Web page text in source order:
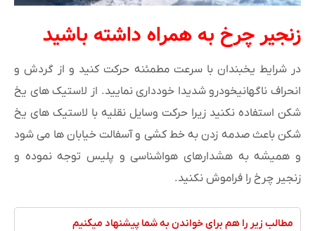
زنجیر چرخ به همراه داشته باشید
در شرایط یخبندان با سرعت مطمئنه حرکت کنید و از گردش و
انحراف ناگهانیخودرو شدیدا خودداری نمایید. از لاستیک های یخ
شکن استفاده نکنید زیرا حرکت وسایل نقلیه با لاستیک های یخ
شکن باعث صدمه زدن به خط کشی و آسفالت خیابان ها می شود
و همیشه به هشدارهای هواشناسی و پلیس توجه نموده و
زنجیر چرخ را فراموش نکنید.
مطالب زیر را هم برای خواندن به شما پیشنهاد میکنیم